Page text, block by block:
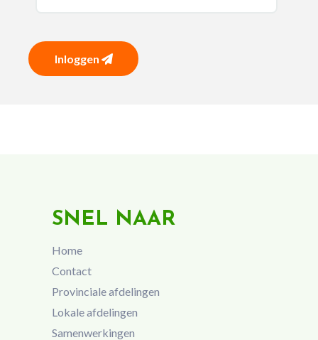
Inloggen
SNEL NAAR
Home
Contact
Provinciale afdelingen
Lokale afdelingen
Samenwerkingen